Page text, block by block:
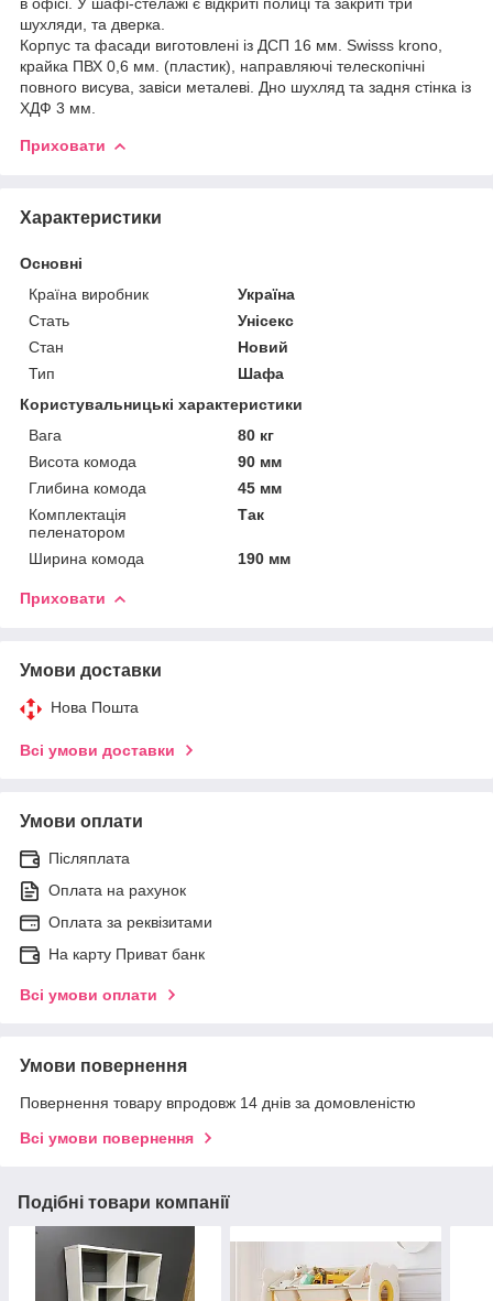
шухляди, та дверка.
Корпус та фасади виготовлені із ДСП 16 мм. Swisss krono,
крайка ПВХ 0,6 мм. (пластик), направляючі телескопічні
повного висува, завіси металеві. Дно шухляд та задня стінка із
ХДФ 3 мм.
Приховати
Характеристики
Основні
Країна виробник
Україна
Стать
Унісекс
Стан
Новий
Тип
Шафа
Користувальницькі характеристики
Вага
80 кг
Висота комода
90 мм
Глибина комода
45 мм
Комплектація
пеленатором
Так
Ширина комода 190 мм
Приховати
Умови доставки
Нова Пошта
Всі умови доставки
Умови оплати
Післяплата
Оплата на рахунок
Оплата за реквізитами
На карту Приват банк
Всі умови оплати
Умови повернення
Повернення товару впродовж 14 днів за домовленістю
Всі умови повернення
Подібні товари компанії